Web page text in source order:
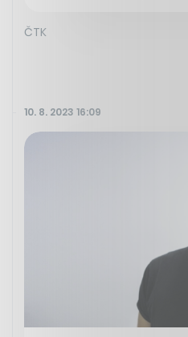
ČTK
10. 8. 2023 16:09